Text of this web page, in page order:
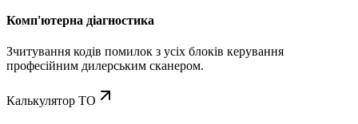
Комп'ютерна діагностика
Зчитування кодів помилок з усіх блоків керування
професійним дилерським сканером.
Калькулятор ТО